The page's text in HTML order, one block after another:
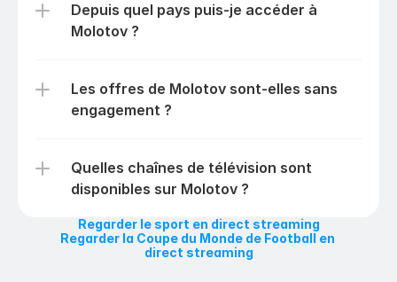
Depuis quel pays puis-je accéder à
Molotov ?
Les offres de Molotov sont-elles sans
engagement ?
Quelles chaînes de télévision sont
disponibles sur Molotov ?
Regarder le sport en direct streaming
Regarder la Coupe du Monde de Football en
direct streaming